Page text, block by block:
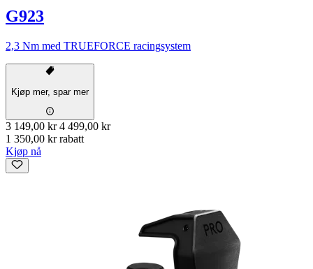
G923
2,3 Nm med TRUEFORCE racingsystem
Kjøp mer, spar mer
3 149,00 kr 4 499,00 kr
1 350,00 kr rabatt
Kjøp nå